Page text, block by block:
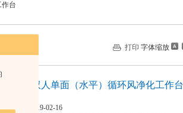
台
打印 字体缩放
州智净双人单面（水平）循环风净化工作台
时间：2019-02-16